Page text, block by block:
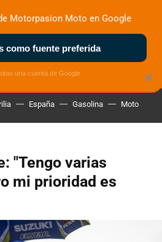
MOTOS ELÉCTRICAS
España Gasolina Moto
"Tengo varias
mi prioridad es
×
Motorpasion Moto en Google
como fuente preferida
una cuenta de Google